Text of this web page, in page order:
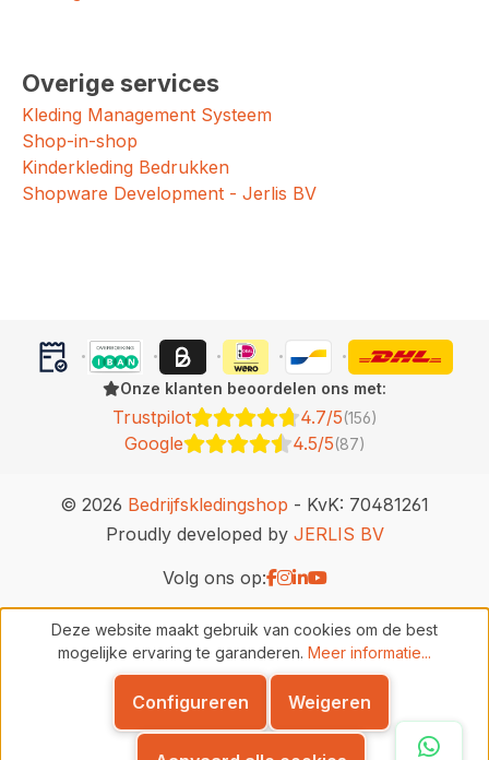
Overige services
Kleding Management Systeem
Shop-in-shop
Kinderkleding Bedrukken
Shopware Development - Jerlis BV
Onze klanten beoordelen ons met:
Trustpilot 4.7/5(156)
Google 4.5/5(87)
© 2026 Bedrijfskledingshop - KvK: 70481261
Proudly developed by JERLIS BV
Volg ons op:
Deze website maakt gebruik van cookies om de best
mogelijke ervaring te garanderen. Meer informatie...
Weigeren
Configureren